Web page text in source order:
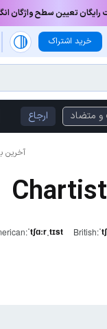
تعیین سطح واژگان
خرید اشتراک
و متضاد ارجاع
آخرین
Chartist
ˈtʃɑːrˌtɪst British: